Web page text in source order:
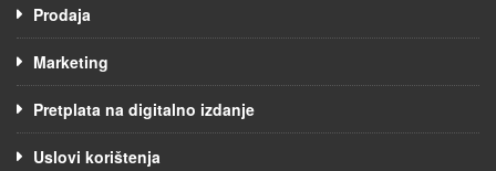
Prodaja
Marketing
Pretplata na digitalno izdanje
Uslovi korištenja